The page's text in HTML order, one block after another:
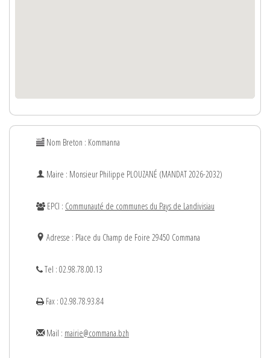
Nom Breton : Kommanna
Maire : Monsieur Philippe PLOUZANÉ (MANDAT 2026-2032)
EPCI : Communauté de communes du Pays de Landivisiau
Adresse : Place du Champ de Foire 29450 Commana
Tel : 02.98.78.00.13
Fax : 02.98.78.93.84
Mail : mairie@commana.bzh